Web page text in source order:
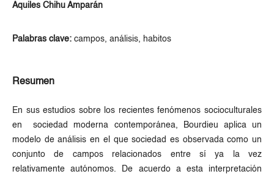
Aquiles Chihu Amparán
Palabras clave: campos, análisis, habitos
Resumen
En sus estudios sobre los recientes fenómenos socioculturales
en sociedad moderna contemporánea, Bourdieu aplica un
modelo de análisis en el que sociedad es observada como un
conjunto de campos relacionados entre sí ya la vez
relativamente autónomos. De acuerdo a esta interpretación